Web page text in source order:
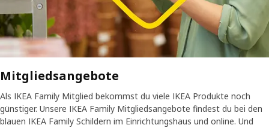
Mitgliedsangebote
Als IKEA Family Mitglied bekommst du viele IKEA Produkte noch
günstiger. Unsere IKEA Family Mitgliedsangebote findest du bei den
blauen IKEA Family Schildern im Einrichtungshaus und online. Und